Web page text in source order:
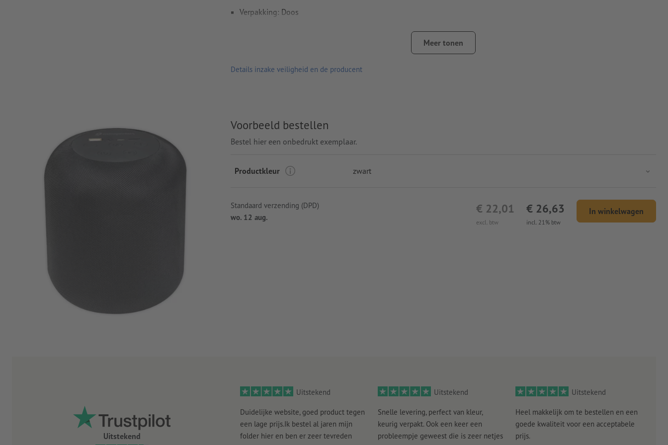
Verpakking: Doos
Meer tonen
Details inzake veiligheid en de producent
Voorbeeld bestellen
Bestel hier een onbedrukt exemplaar.
Productkleur zwart
excl. btw
€ 22,01
incl. 21% btw
€ 26,63 In winkelwagen
Standaard verzending (DPD)
wo. 12 aug.
Uitstekend
Uitstekend
Duidelijke website, goed product tegen
een lage prijs.Ik bestel al jaren mijn
folder hier en ben er zeer tevreden
Uitstekend
Snelle levering, perfect van kleur,
keurig verpakt. Ook een keer een
probleempje geweest die is zeer netjes
Uitstekend
Heel makkelijk om te bestellen en een
goede kwaliteit voor een acceptabele
prijs.